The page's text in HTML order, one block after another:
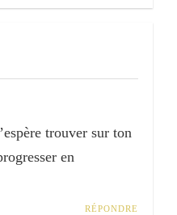
trouver sur ton
en
RÉPONDRE